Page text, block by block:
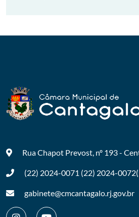
Rua Chapot Prevost, nº 193 -
(22) 2024-0071 (22) 2024-0072
gabinete@cmcantagalo.rj.gov.br